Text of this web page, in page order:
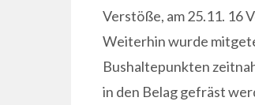
Verstöße, am 25.11. 16
Weiterhin wurde
Bushaltepunkten
in den Belag gefräst